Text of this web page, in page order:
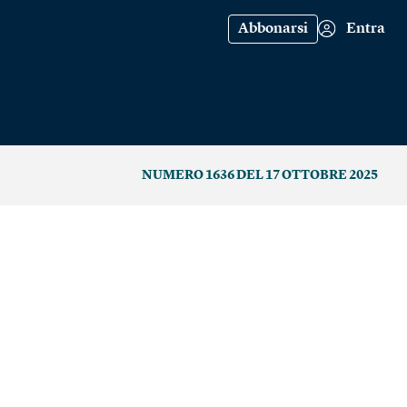
Abbonarsi Entra
NUMERO 1636 DEL 17 OTTOBRE 2025